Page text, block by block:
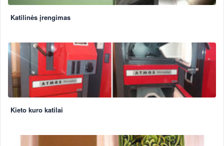
Katilinės įrengimas
Kieto kuro katilai